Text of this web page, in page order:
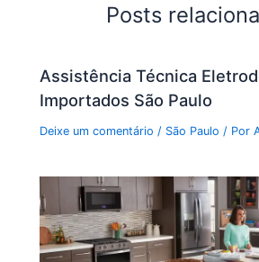
Posts
Assistência Técnica
Importados São Paulo
Deixe um comentário / São Paulo / Por